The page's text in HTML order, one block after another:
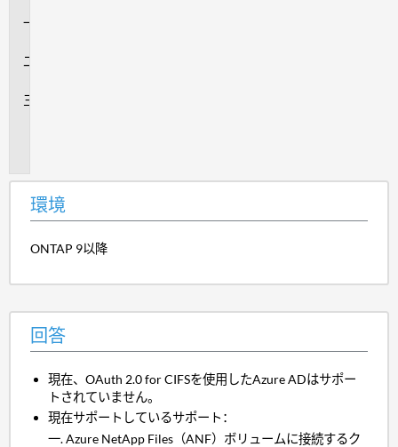
環境
ONTAP 9以降
回答
現在、OAuth 2.0 for CIFSを使用したAzure ADはサポー
トされていません。
現在サポートしているサポート：
Azure NetApp Files（ANF）ボリュームに接続するク